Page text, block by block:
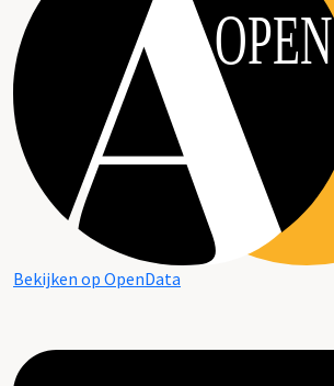
OPEN
Bekijken op OpenData